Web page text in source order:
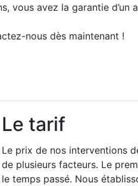
vous avez la garantie
nous dès maintenant !
Le tarif
Le prix de nos interventions
de plusieurs facteurs. Le
le temps passé. Nous